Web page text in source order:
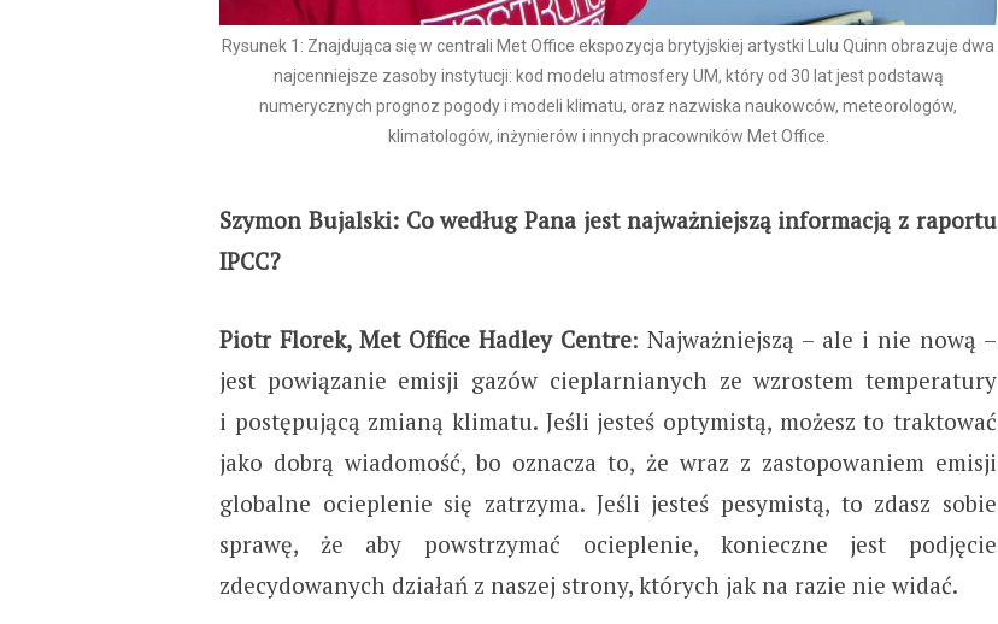
Rysunek 1: Znajdująca się w centrali Met Office ekspozycja brytyjskiej artystki Lulu Quinn obrazuje dwa
najcenniejsze zasoby instytucji: kod modelu atmosfery UM, który od 30 lat jest podstawą
numerycznych prognoz pogody i modeli klimatu, oraz nazwiska naukowców, meteorologów,
klimatologów, inżynierów i innych pracowników Met Office.
Szymon Bujalski: Co według Pana jest najważniejszą informacją z raportu
IPCC?
Piotr Florek, Met Office Hadley Centre: Najważniejszą – ale i nie nową –
jest powiązanie emisji gazów cieplarnianych ze wzrostem temperatury
i postępującą zmianą klimatu. Jeśli jesteś optymistą, możesz to traktować
jako dobrą wiadomość, bo oznacza to, że wraz z zastopowaniem emisji
globalne ocieplenie się zatrzyma. Jeśli jesteś pesymistą, to zdasz sobie
sprawę, że aby powstrzymać ocieplenie, konieczne jest podjęcie
zdecydowanych działań z naszej strony, których jak na razie nie widać.